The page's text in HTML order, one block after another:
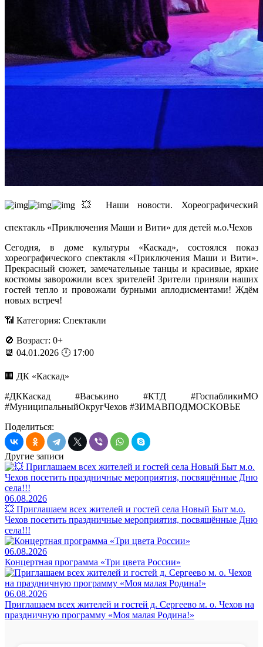
💥 Наши новости. Хореографический
спектакль «Приключения Маши и Вити» для детей м.о.Чехов
Сегодня, в доме культуры «Каскад», состоялся показ
хореографического спектакля «Приключения Маши и Вити».
Прекрасный сюжет, замечательные танцы и красивые, яркие
костюмы заворожили всех зрителей! Зрители приняли наших
гостей тепло и провожали бурными аплодисментами! Ждём
новых встреч!
📶 Категория: Спектакли
🚫 Возраст: 0+
📆 04.01.2026 🕛 17:00
🏢 ДК «Каскад»
#ДККаскад #Васькино #КТД #ГоспабликиМО
#МуниципальныйОкругЧехов #ЗИМАВПОДМОСКОВЬЕ
Поделиться:
Другие записи
06.08.2026
💥 Приглашаем всех жителей и гостей села Новый Быт м.о.
Чехов посетить праздничные мероприятия, посвящённые Дню
села!!!
06.08.2026
Концертная программа «Три цвета России»
06.08.2026
Приглашаем всех жителей и гостей д. Сергеево м. о. Чехов на
праздничную программу «Моя малая Родина!»